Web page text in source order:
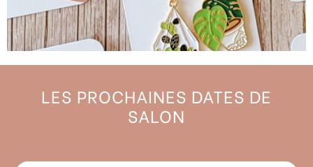
Bienvenue sur Hello
Sur le Shop, découvre les accessoires
pour tricoteuses passionnées à l'image
LES PROCHAINES DATES DE
SALON